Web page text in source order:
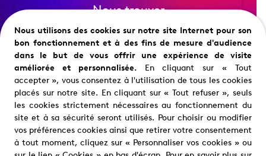
Nous trouver
Restons en contact
Nous utilisons des cookies sur notre site Internet pour son
bon fonctionnement et à des fins de mesure d'audience
dans le but de vous offrir une expérience de visite
améliorée et personnalisée.En cliquant sur « Tout
accepter », vous consentez à l'utilisation de tous les cookies
placés sur notre site. En cliquant sur « Tout refuser », seuls
les cookies strictement nécessaires au fonctionnement du
site et à sa sécurité seront utilisés. Pour choisir ou modifier
vos préférences cookies ainsi que retirer votre consentement
à tout moment, cliquez sur « Personnaliser vos cookies » ou